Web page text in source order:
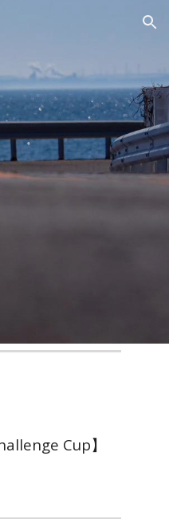
Cup】